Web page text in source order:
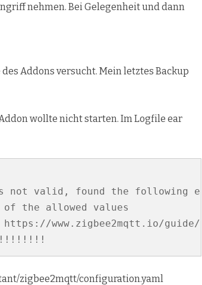
nehmen. Bei Gelegenheit und dann
Addons versucht. Mein letztes Backup
wollte nicht starten. Im Logfile ear
not valid, found the following
of the allowed values
www.zigbee2mqtt.io/guide/
zigbee2mqtt/configuration.yaml